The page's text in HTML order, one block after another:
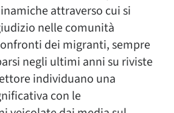
attraverso cui si
nelle comunità
dei migranti, sempre
negli ultimi anni su riviste
individuano una
con le